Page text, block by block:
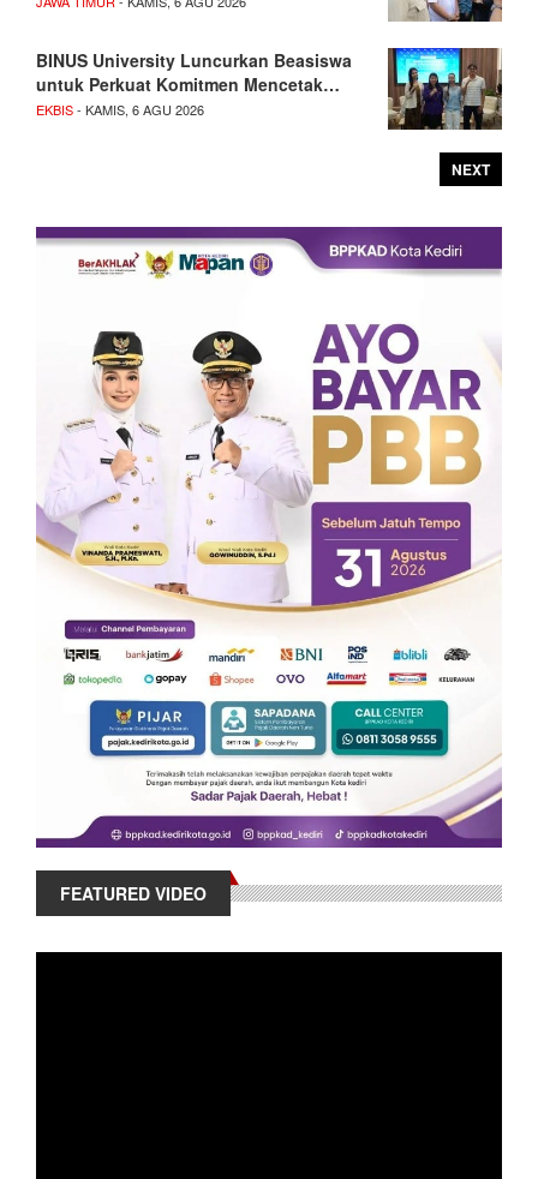
BINUS University Luncurkan Beasiswa
untuk Perkuat Komitmen Mencetak…
EKBIS- KAMIS, 6 AGU 2026
NEXT
FEATURED VIDEO